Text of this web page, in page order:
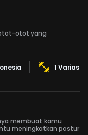
otot yang
1 Variasi
membuat kamu
meningkatkan postur